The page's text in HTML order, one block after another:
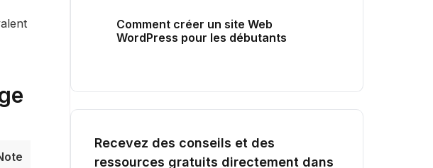
Comment créer un site Web
WordPress pour les débutants
Recevez des conseils et des
ressources gratuits directement dans